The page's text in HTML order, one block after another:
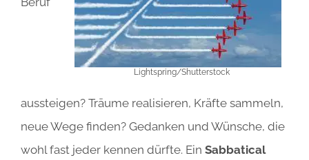
Lightspring/Shutterstock
aussteigen? Träume realisieren, Kräfte sammeln,
neue Wege finden? Gedanken und Wünsche, die
wohl fast jeder kennen dürfte. Ein Sabbatical